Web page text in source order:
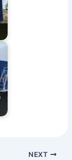
NEXT